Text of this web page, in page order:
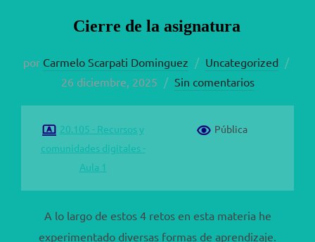
Cierre de la asignatura
por Carmelo Scarpati Dominguez Uncategorized
26 diciembre, 2025 Sin comentarios
20.105 - Recursos y
comunidades digitales -
Aula 1
Pública
A lo largo de estos 4 retos en esta materia he
experimentado diversas formas de aprendizaje.